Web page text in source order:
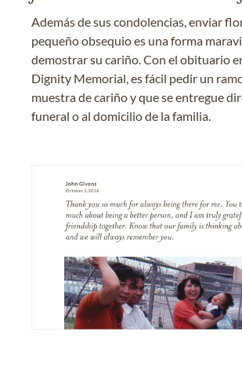
Además de sus condolencias, enviar
pequeño obsequio es una forma
demostrar su cariño. Con el obituario
Dignity Memorial, es fácil pedir un
muestra de cariño y que se entregue
funeral o al domicilio de la familia.